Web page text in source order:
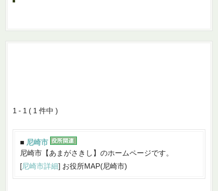
1 - 1 ( 1 件中 )
■ 尼崎市
尼崎市【あまがさきし】のホームページです。
[尼崎市詳細] お役所MAP(尼崎市)